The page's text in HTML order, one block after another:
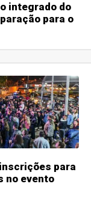
integrado do
para o
para
no evento